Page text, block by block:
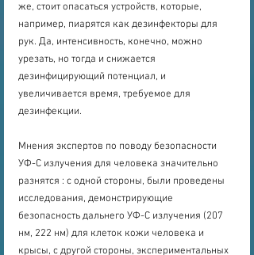
же, стоит опасаться устройств, которые,
например, пиарятся как дезинфекторы для
рук. Да, интенсивность, конечно, можно
урезать, но тогда и снижается
дезинфицирующий потенциал, и
увеличивается время, требуемое для
дезинфекции.
Мнения экспертов по поводу безопасности
УФ-С излучения для человека значительно
разнятся : с одной стороны, были проведены
исследования, демонстрирующие
безопасность дальнего УФ-С излучения (207
нм, 222 нм) для клеток кожи человека и
крысы, с другой стороны, экспериментальных